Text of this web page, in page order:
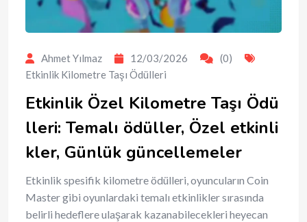
Ahmet Yılmaz 12/03/2026
(0)
Etkinlik Kilometre Taşı Ödülleri
Etkinlik Özel Kilometre Taşı Ödü
lleri: Temalı ödüller, Özel etkinli
kler, Günlük güncellemeler
Etkinlik spesifik kilometre ödülleri, oyuncuların Coin
Master gibi oyunlardaki temalı etkinlikler sırasında
belirli hedeflere ulaşarak kazanabilecekleri heyecan